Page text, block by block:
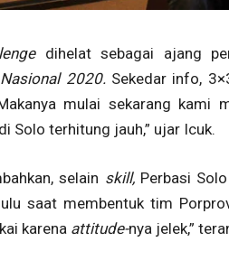
dihelat sebagai ajang
2020.Sekedar info,
mulai sekarang kami
Solo terhitung jauh,” ujar Icuk.
selain skill, Perbasi
saat membentuk tim
karena attitude-nya jelek,”